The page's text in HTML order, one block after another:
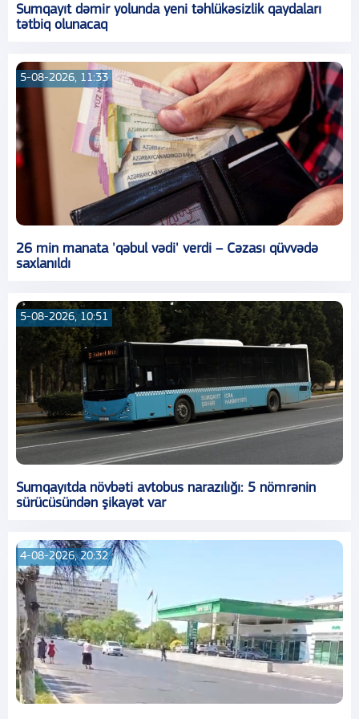
Sumqayıt dəmir yolunda yeni təhlükəsizlik qaydaları
tətbiq olunacaq
5-08-2026, 11:33
26 min manata 'qəbul vədi' verdi – Cəzası qüvvədə
saxlanıldı
5-08-2026, 10:51
Sumqayıtda növbəti avtobus narazılığı: 5 nömrənin
sürücüsündən şikayət var
4-08-2026, 20:32